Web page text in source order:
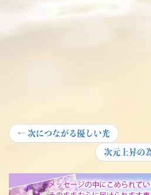
投
ナ
ビ
← Previous
post:
次につながる優しい光
Next
post:
次元上昇の